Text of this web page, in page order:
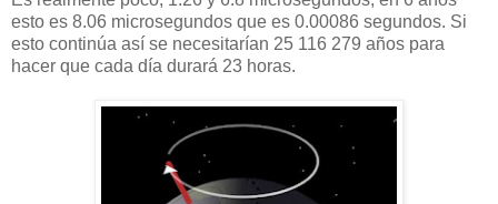
esto es 8.06 microsegundos que es 0.00086 segundos. Si
esto continúa así se necesitarían 25 116 279 años para
hacer que cada día durará 23 horas.